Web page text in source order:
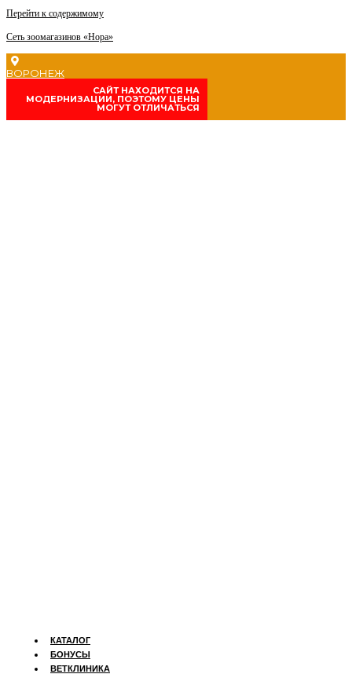
Перейти к содержимому
Сеть зоомагазинов «Нора»
ВОРОНЕЖ
CАЙТ НАХОДИТСЯ НА
МОДЕРНИЗАЦИИ, ПОЭТОМУ ЦЕНЫ
МОГУТ ОТЛИЧАТЬСЯ
КАТАЛОГ
БОНУСЫ
ВЕТКЛИНИКА